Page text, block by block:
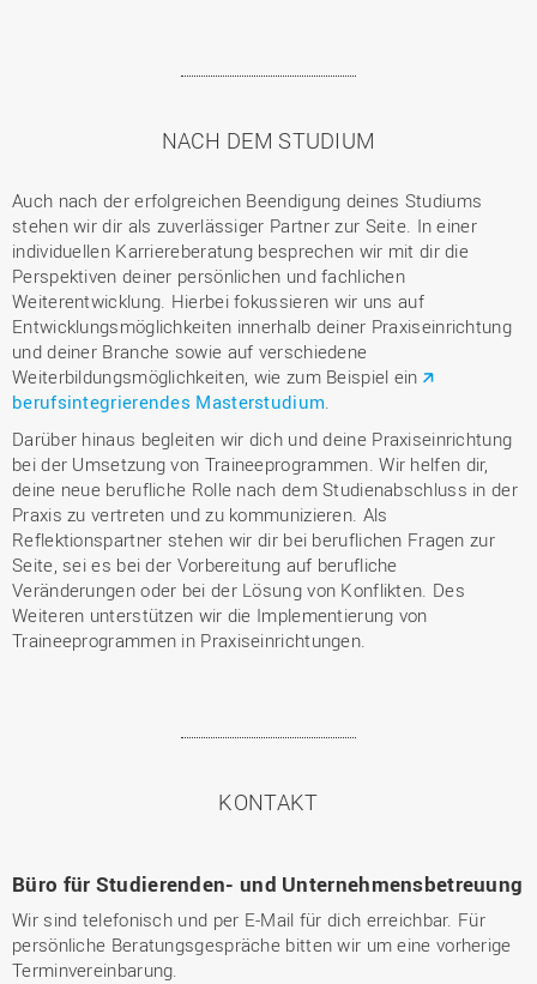
NACH DEM STUDIUM
Auch nach der erfolgreichen Beendigung deines Studiums
stehen wir dir als zuverlässiger Partner zur Seite. In einer
individuellen Karriereberatung besprechen wir mit dir die
Perspektiven deiner persönlichen und fachlichen
Weiterentwicklung. Hierbei fokussieren wir uns auf
Entwicklungsmöglichkeiten innerhalb deiner Praxiseinrichtung
und deiner Branche sowie auf verschiedene
Weiterbildungsmöglichkeiten, wie zum Beispiel ein
berufsintegrierendes Masterstudium.
Darüber hinaus begleiten wir dich und deine Praxiseinrichtung
bei der Umsetzung von Traineeprogrammen. Wir helfen dir,
deine neue berufliche Rolle nach dem Studienabschluss in der
Praxis zu vertreten und zu kommunizieren. Als
Reflektionspartner stehen wir dir bei beruflichen Fragen zur
Seite, sei es bei der Vorbereitung auf berufliche
Veränderungen oder bei der Lösung von Konflikten. Des
Weiteren unterstützen wir die Implementierung von
Traineeprogrammen in Praxiseinrichtungen.
KONTAKT
Büro für Studierenden- und Unternehmensbetreuung
Wir sind telefonisch und per E-Mail für dich erreichbar. Für
persönliche Beratungsgespräche bitten wir um eine vorherige
Terminvereinbarung.